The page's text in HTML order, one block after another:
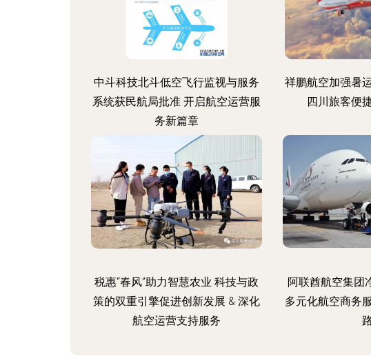
中斗科技北斗低空飞行监视与服务
系统获民航局批准 开启航空运营服
务新篇章
祥鹏航空加强暑
四川旅客便
税惠“春风”助力智慧农业 科技与政
策的双重引擎促进创新发展 & 深化
航空运营支持服务
阿联酋航空集团
多元化航空商务